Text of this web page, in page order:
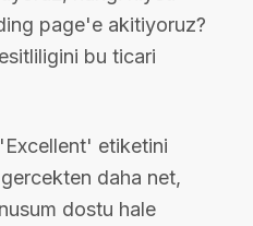
page'e akitiyoruz?
bu ticari
etiketini
daha net,
dostu hale